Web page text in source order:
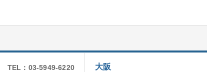
TEL：03-5949-6220 大阪